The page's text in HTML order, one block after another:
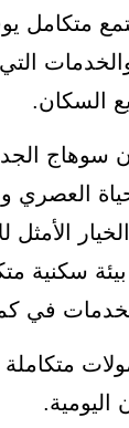
متكامل
السكان.
سوهاج
العصري
الأمثل
سكنية
في
متكاملة
اليومية.